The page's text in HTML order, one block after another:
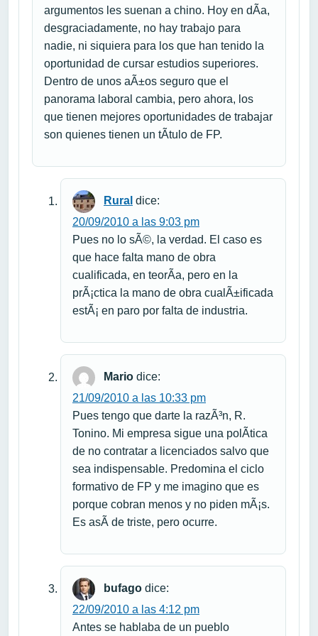
argumentos les suenan a chino. Hoy en dÃ­a,
desgraciadamente, no hay trabajo para
nadie, ni siquiera para los que han tenido la
oportunidad de cursar estudios superiores.
Dentro de unos aÃ±os seguro que el
panorama laboral cambia, pero ahora, los
que tienen mejores oportunidades de trabajar
son quienes tienen un tÃ­tulo de FP.
Rural dice:
20/09/2010 a las 9:03 pm
Pues no lo sÃ©, la verdad. El caso es
que hace falta mano de obra
cualificada, en teorÃ­a, pero en la
prÃ¡ctica la mano de obra cualÃ±ificada
estÃ¡ en paro por falta de industria.
Mario dice:
21/09/2010 a las 10:33 pm
Pues tengo que darte la razÃ³n, R.
Tonino. Mi empresa sigue una polÃ­tica
de no contratar a licenciados salvo que
sea indispensable. Predomina el ciclo
formativo de FP y me imagino que es
porque cobran menos y no piden mÃ¡s.
Es asÃ­ de triste, pero ocurre.
bufago dice:
22/09/2010 a las 4:12 pm
Antes se hablaba de un pueblo